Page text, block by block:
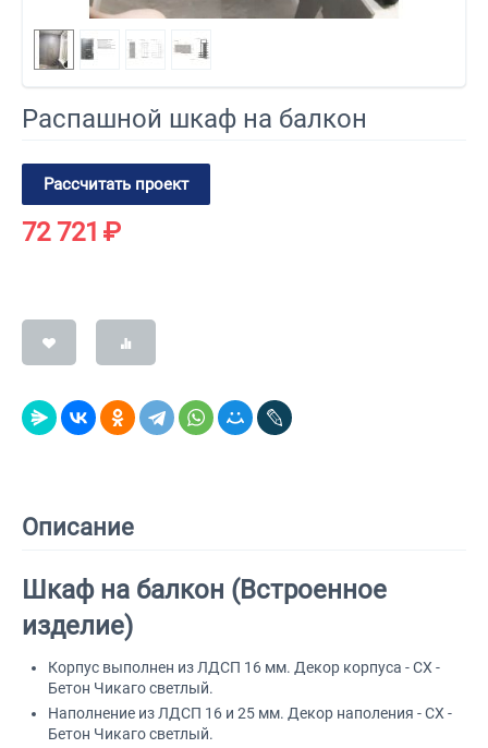
Распашной шкаф на балкон
Рассчитать проект
72 721 ₽
Описание
Шкаф на балкон (Встроенное
изделие)
Корпус выполнен из ЛДСП 16 мм. Декор корпуса - CX -
Бетон Чикаго светлый.
Наполнение из ЛДСП 16 и 25 мм. Декор наполения - CX -
Бетон Чикаго светлый.